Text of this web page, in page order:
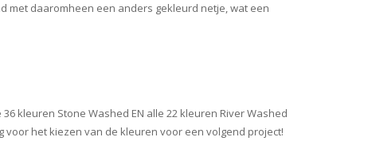
met daaromheen een anders gekleurd netje, wat een
kleuren Stone Washed EN alle 22 kleuren River Washed
voor het kiezen van de kleuren voor een volgend project!